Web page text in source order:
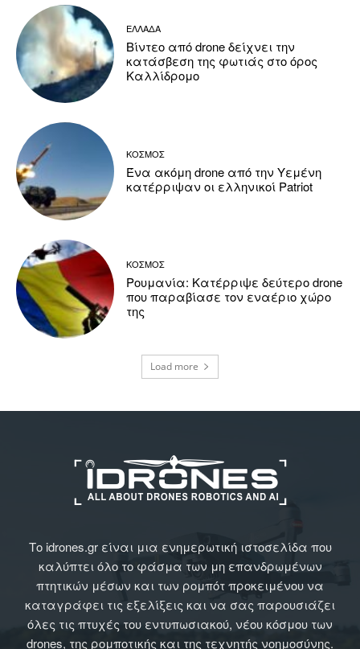
ΕΛΛΑΔΑ
Βίντεο από drone δείχνει την
κατάσβεση της φωτιάς στο όρος
Καλλίδρομο
ΚΟΣΜΟΣ
Ένα ακόμη drone από την Υεμένη
κατέρριψαν οι ελληνικοί Patriot
ΚΟΣΜΟΣ
Ρουμανία: Κατέρριψε δεύτερο drone
που παραβίασε τον εναέριο χώρο
της
Load more
Το idrones.gr είναι μια ενημερωτική ιστοσελίδα που
καλύπτει όλο το φάσμα των μη επανδρωμένων
πτητικών μέσων και των ρομπότ προκειμένου να
καταγράφει τις εξελίξεις και να σας παρουσιάζει
όλες τις πτυχές του εντυπωσιακού, νέου κόσμου των
drones, της ρομποτικής και της τεχνητής νοημοσύνης.